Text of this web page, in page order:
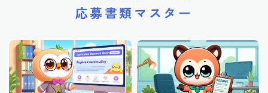
応募書類マスター